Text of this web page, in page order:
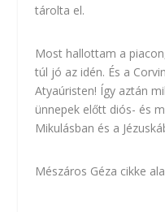
tárolta el.
Most hallottam a
túl jó az idén. És a
Atyaúristen! Így aztán
ünnepek előtt diós- és
Mikulásban és a
Mészáros Géza cikke